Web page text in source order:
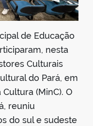
de Educação
nesta
Culturais
do Pará, em
(MinC). O
reuniu
do sul e sudeste